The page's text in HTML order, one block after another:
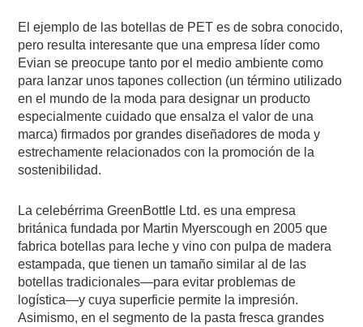
El ejemplo de las botellas de PET es de sobra conocido,
pero resulta interesante que una empresa líder como
Evian se preocupe tanto por el medio ambiente como
para lanzar unos tapones collection (un término utilizado
en el mundo de la moda para designar un producto
especialmente cuidado que ensalza el valor de una
marca) firmados por grandes diseñadores de moda y
estrechamente relacionados con la promoción de la
sostenibilidad.
La celebérrima GreenBottle Ltd. es una empresa
británica fundada por Martin Myerscough en 2005 que
fabrica botellas para leche y vino con pulpa de madera
estampada, que tienen un tamaño similar al de las
botellas tradicionales—para evitar problemas de
logística—y cuya superficie permite la impresión.
Asimismo, en el segmento de la pasta fresca grandes